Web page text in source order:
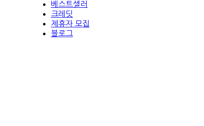
베스트셀러
크레딧
제휴자 모집
블로그